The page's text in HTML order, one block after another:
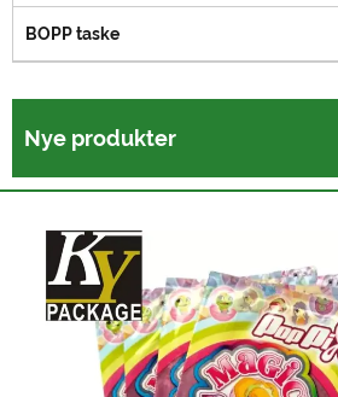
BOPP taske
Nye produkter